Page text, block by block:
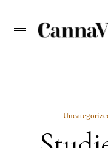
Skip Primary
Menu